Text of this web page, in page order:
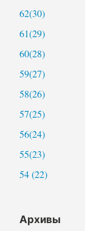
62(30)
61(29)
60(28)
59(27)
58(26)
57(25)
56(24)
55(23)
54 (22)
Архивы